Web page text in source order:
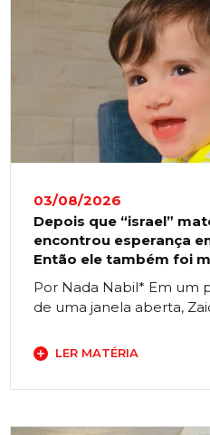
03/08/2026
Depois que “israel”
encontrou esperança
Então ele também foi
Por Nada Nabil* Em um
de uma janela aberta,
LER MATÉRIA